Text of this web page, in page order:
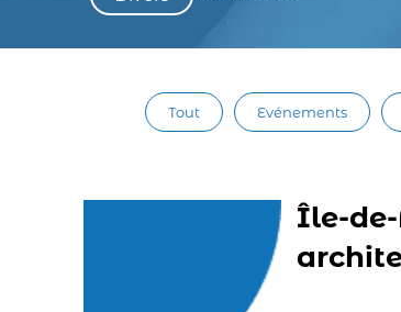
Tout Evénements
Île-